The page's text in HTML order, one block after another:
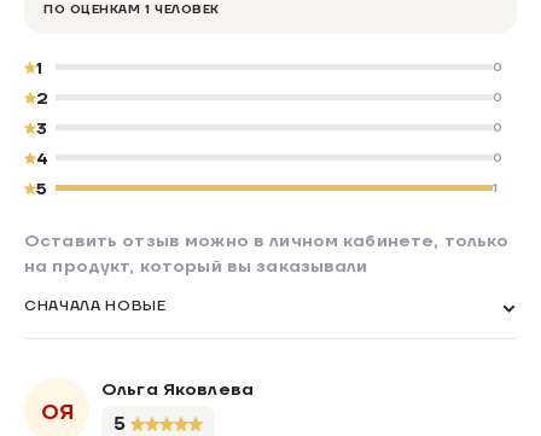
СНАЧАЛА НОВЫЕ
ОЯ
Ольга Яковлева
5
ПО ОЦЕНКАМ 1 ЧЕЛОВЕК
1 0
2 0
3 0
4 0
5 1
Оставить отзыв можно в личном кабинете, только
на продукт, который вы заказывали